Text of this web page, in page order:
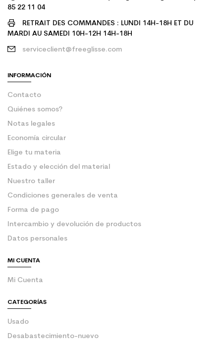
85 22 11 04
RETRAIT DES COMMANDES : LUNDI 14H-18H ET DU
MARDI AU SAMEDI 10H-12H 14H-18H
serviceclient@freeglisse.com
INFORMACIÓN
Contacto
Quiénes somos?
Notas legales
Economía circular
Elige tu materia
Estado y elección del material
Nuestro taller
Condiciones generales de venta
Forma de pago
Intercambio y devolución de productos
Datos personales
MI CUENTA
Mi Cuenta
CATEGORÍAS
Usado
Desabastecimiento-nuevo